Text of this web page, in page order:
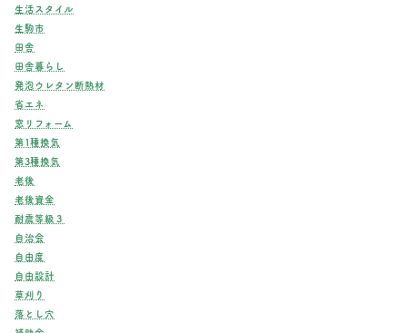
生活スタイル
生駒市
田舎
田舎暮らし
発泡ウレタン断熱材
省エネ
窓リフォーム
第1種換気
第3種換気
老後
老後資金
耐震等級３
自治会
自由度
自由設計
草刈り
落とし穴